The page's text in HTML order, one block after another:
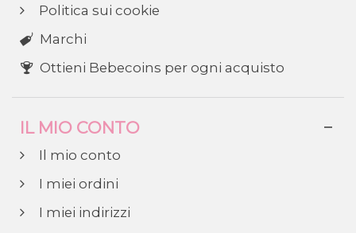
Politica sui cookie
Marchi
Ottieni Bebecoins per ogni acquisto
IL MIO CONTO
Il mio conto
I miei ordini
I miei indirizzi